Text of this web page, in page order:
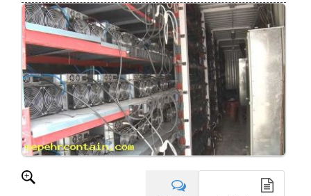
استفاده
از
این
نوع
کانتینرها
می‌تواند
هزینه
جا
و
مکان
فارم
را
به‌شدت